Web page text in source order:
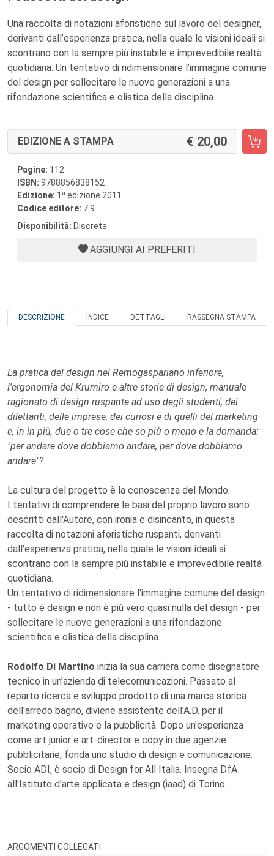
Una raccolta di notazioni aforistiche sul lavoro del designer,
derivanti dall’esperienza pratica, nella quale le visioni ideali si
scontrano con la sempre più instabile e imprevedibile realtà
quotidiana. Un tentativo di ridimensionare l’immagine comune
del design per sollecitare le nuove generazioni a una
rifondazione scientifica e olistica della disciplina.
EDIZIONE A STAMPA 20,00
Pagine: 112
ISBN: 9788856838152
Edizione: 1 a edizione 2011
Codice editore: 7.9
Disponibilità: Discreta
AGGIUNGI AI PREFERITI
DESCRIZIONE INDICE DETTAGLI RASSEGNA STAMPA
La pratica del design nel Remogaspariano inferiore,
l'ergonomia del Krumiro e altre storie di design, manuale
ragionato di design ruspante ad uso degli studenti, dei
dilettanti, delle imprese, dei curiosi e di quelli del marketing
e, in in più, due o tre cose che so più o meno e la domanda:
"per andare dove dobbiamo andare, per dove dobbiamo
andare"?.
La cultura del progetto è la conoscenza del Mondo.
I tentativi di comprendere le basi del proprio lavoro sono
descritti dall'Autore, con ironia e disincanto, in questa
raccolta di notazioni aforistiche ruspanti, derivanti
dall'esperienza pratica, nella quale le visioni ideali si
scontrano con la sempre più instabile e imprevedibile realtà
quotidiana.
Un tentativo di ridimensionare l'immagine comune del design
- tutto è design e non è più vero quasi nulla del design - per
sollecitare le nuove generazioni a una rifondazione
scientifica e olistica della disciplina.
Rodolfo Di Martino inizia la sua carriera come disegnatore
tecnico in un'azienda di telecomunicazioni. Passato al
reparto ricerca e sviluppo prodotto di una marca storica
dell'arredo bagno, diviene assistente dell'A.D. per il
marketing operativo e la pubblicità. Dopo un'esperienza
come art junior e art-director e copy in due agenzie
pubblicitarie, fonda uno studio di design e comunicazione.
Socio ADI, è socio di Design for All Italia. Insegna DfA
all'Istituto d'arte applicata e design (iaad) di Torino.
ARGOMENTI COLLEGATI